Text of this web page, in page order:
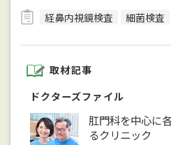
経鼻内視鏡検査
細菌検査
取材記事
ドクターズファイル
肛門科を中心に
るクリニック